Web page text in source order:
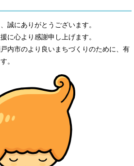
誠にありがとうございます。
に心より感謝申し上げます。
内市のより良いまちづくりのために、有
。